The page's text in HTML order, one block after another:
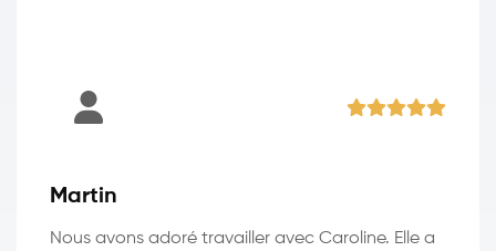
Martin
Nous avons adoré travailler avec Caroline. Elle a